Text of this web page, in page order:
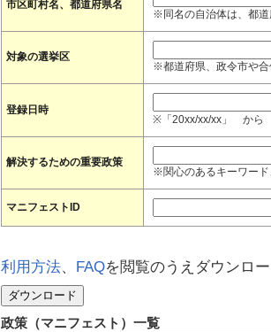
市区町村名、都道府県名
※同名の自治体は、都道
対象の選挙区
※都道府県、政令市や
登録日時
※「20xx/xx/xx」 から
解決するための重要政策
※関心のあるキーワード
マニフェストID
利用方法、 FAQを閲覧のうえダウンロ
政策（マニフェスト）一覧